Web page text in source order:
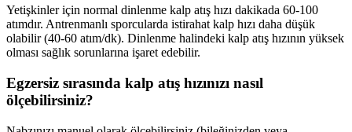
Yetişkinler için normal dinlenme kalp atış hızı dakikada 60-100
atımdır. Antrenmanlı sporcularda istirahat kalp hızı daha düşük
olabilir (40-60 atım/dk). Dinlenme halindeki kalp atış hızının yüksek
olması sağlık sorunlarına işaret edebilir.
Egzersiz sırasında kalp atış hızınızı nasıl
ölçebilirsiniz?